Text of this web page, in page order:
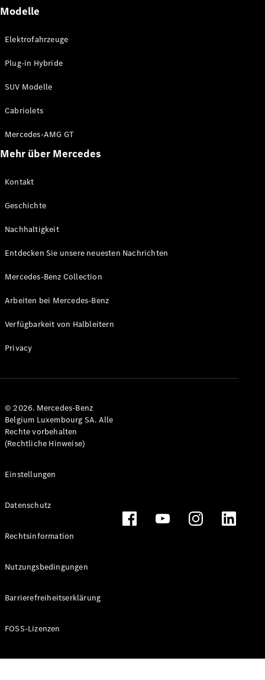
Modelle
Elektrofahrzeuge
Plug-in Hybride
SUV Modelle
Cabriolets
Mercedes-AMG GT
Mehr über Mercedes
Kontakt
Geschichte
Nachhaltigkeit
Entdecken Sie unsere neuesten Nachrichten
Mercedes-Benz Collection
Arbeiten bei Mercedes-Benz
Verfügbarkeit von Halbleitern
Privacy
© 2026. Mercedes-Benz
Belgium Luxembourg SA. Alle
Rechte vorbehalten
(Rechtliche Hinweise)
Einstellungen
Datenschutz
Rechtsinformation
Nutzungsbedingungen
Barrierefreiheitserklärung
FOSS-Lizenzen